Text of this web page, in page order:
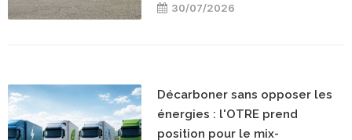
30/07/2026
Décarboner sans opposer les
énergies : l'OTRE prend
position pour le mix-